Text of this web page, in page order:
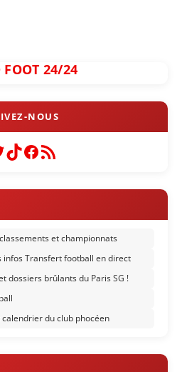
FOOT 24/24
TikTok
Facebook
Flux RSS
et championnats
infos Transfert football en direct
dossiers brûlants du Paris SG !
du club phocéen